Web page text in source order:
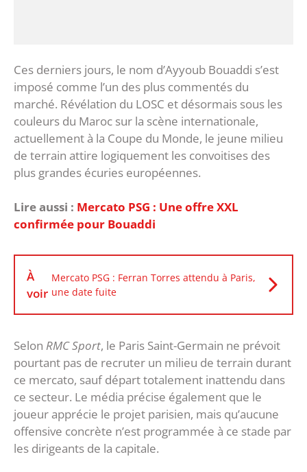
‎Ces derniers jours, le nom d’Ayyoub Bouaddi s’est
imposé comme l’un des plus commentés du
marché. Révélation du LOSC et désormais sous les
couleurs du Maroc sur la scène internationale,
actuellement à la Coupe du Monde, le jeune milieu
de terrain attire logiquement les convoitises des
plus grandes écuries européennes.
Lire aussi : Mercato PSG : Une offre XXL
confirmée pour Bouaddi
À
voir
Mercato PSG : Ferran Torres attendu à Paris,
une date fuite
‎Selon RMC Sport, le Paris Saint-Germain ne prévoit
pourtant pas de recruter un milieu de terrain durant
ce mercato, sauf départ totalement inattendu dans
ce secteur. Le média précise également que le
joueur apprécie le projet parisien, mais qu’aucune
offensive concrète n’est programmée à ce stade par
les dirigeants de la capitale.